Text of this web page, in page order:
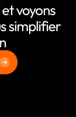
voyons
simplifier